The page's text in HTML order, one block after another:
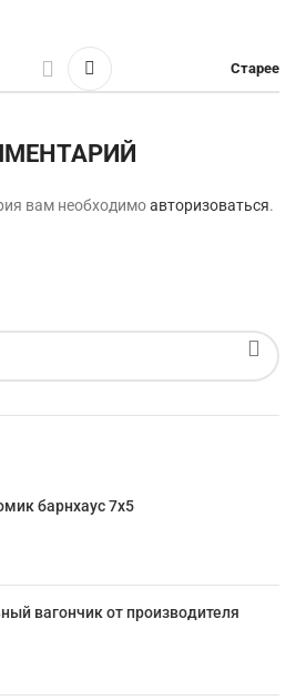
Старее
вам необходимоавторизоваться.
барнхаус 7х5
вагончик от производителя